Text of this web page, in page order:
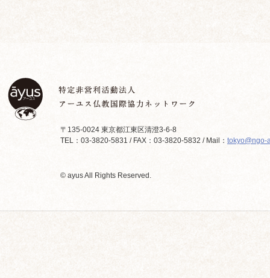
〒135-0024 東京都江東区清澄3-6-8
TEL：03-3820-5831 / FAX：03-3820-5832 / Mail： tokyo@ngo-
© ayus All Rights Reserved.